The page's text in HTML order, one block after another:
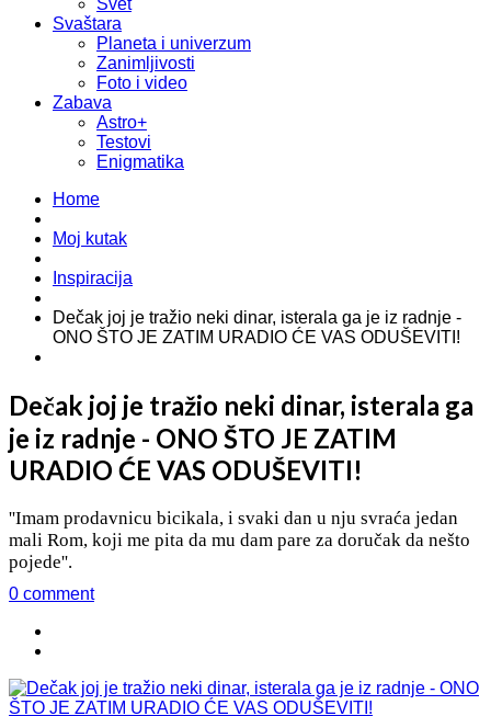
Svet
Svaštara
Planeta i univerzum
Zanimljivosti
Foto i video
Zabava
Astro+
Testovi
Enigmatika
Home
Moj kutak
Inspiracija
Dečak joj je tražio neki dinar, isterala ga je iz radnje -
ONO ŠTO JE ZATIM URADIO ĆE VAS ODUŠEVITI!
Dečak joj je tražio neki dinar, isterala ga
je iz radnje - ONO ŠTO JE ZATIM
URADIO ĆE VAS ODUŠEVITI!
''Imam prodavnicu bicikala, i svaki dan u nju svraća jedan
mali Rom, koji me pita da mu dam pare za doručak da nešto
pojede''.
0 comment